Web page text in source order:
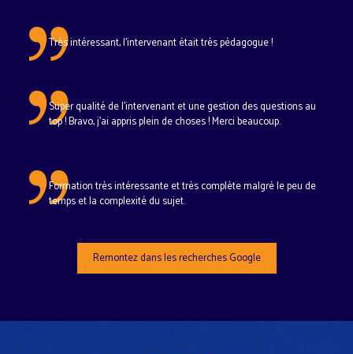
Très intéressant, l'intervenant était très pédagogue !
Super qualité de l'intervenant et une gestion des questions au
top ! Bravo, j'ai appris plein de choses ! Merci beaucoup.
Formation très intéressante et très complète malgré le peu de
temps et la complexité du sujet.
Remontez dans les recherches Google